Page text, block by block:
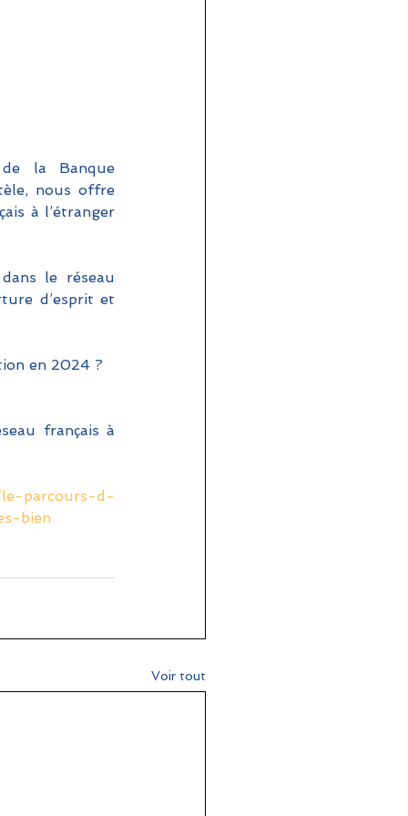
la Banque
nous offre
à l’étranger
le réseau
d’esprit et
en 2024 ?
français à
parcours-d-
bien
Voir tout